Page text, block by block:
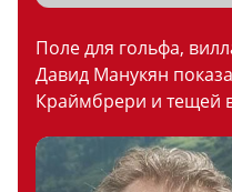
Поле для гольфа,
Давид Манукян
Краймбрери и тещей